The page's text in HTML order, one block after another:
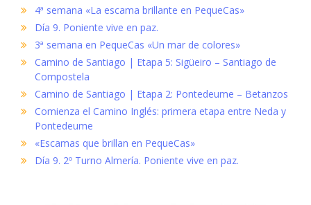
4ª semana «La escama brillante en PequeCas»
Día 9. Poniente vive en paz.
3ª semana en PequeCas «Un mar de colores»
Camino de Santiago | Etapa 5: Sigüeiro – Santiago de
Compostela
Camino de Santiago | Etapa 2: Pontedeume – Betanzos
Comienza el Camino Inglés: primera etapa entre Neda y
Pontedeume
«Escamas que brillan en PequeCas»
Día 9. 2º Turno Almería. Poniente vive en paz.